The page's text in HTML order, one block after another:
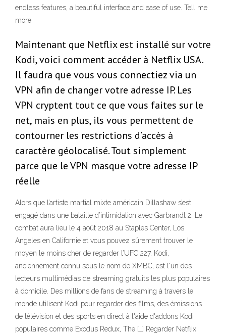
endless features, a beautiful interface and ease of use. Tell me
more
Maintenant que Netflix est installé sur votre
Kodi, voici comment accéder à Netflix USA.
Il faudra que vous vous connectiez via un
VPN afin de changer votre adresse IP. Les
VPN cryptent tout ce que vous faites sur le
net, mais en plus, ils vous permettent de
contourner les restrictions d’accès à
caractère géolocalisé. Tout simplement
parce que le VPN masque votre adresse IP
réelle
Alors que l’artiste martial mixte américain Dillashaw s’est
engagé dans une bataille d’intimidation avec Garbrandt 2. Le
combat aura lieu le 4 août 2018 au Staples Center, Los
Angeles en Californie et vous pouvez sûrement trouver le
moyen le moins cher de regarder l’UFC 227. Kodi,
anciennement connu sous le nom de XMBC, est l'un des
lecteurs multimédias de streaming gratuits les plus populaires
à domicile. Des millions de fans de streaming à travers le
monde utilisent Kodi pour regarder des films, des émissions
de télévision et des sports en direct à l'aide d'addons Kodi
populaires comme Exodus Redux, The […] Regarder Netflix